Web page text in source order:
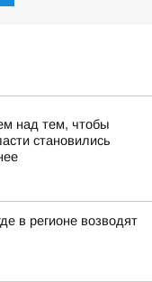
над тем, чтобы
становились
в регионе возводят